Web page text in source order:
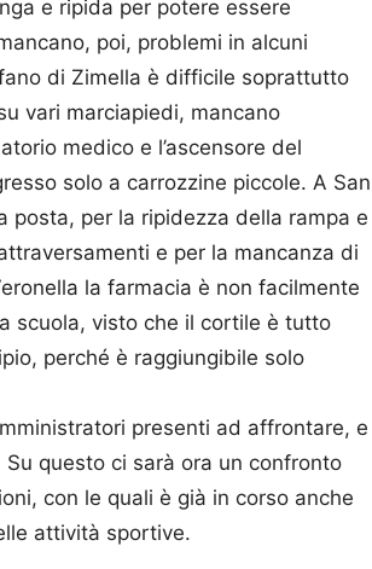
e ripida per potere essere
poi, problemi in alcuni
di Zimella è difficile soprattutto
vari marciapiedi, mancano
medico e l’ascensore del
solo a carrozzine piccole. A San
posta, per la ripidezza della rampa e
e per la mancanza di
la farmacia è non facilmente
scuola, visto che il cortile è tutto
perché è raggiungibile solo
presenti ad affrontare, e
questo ci sarà ora un confronto
con le quali è già in corso anche
attività sportive.